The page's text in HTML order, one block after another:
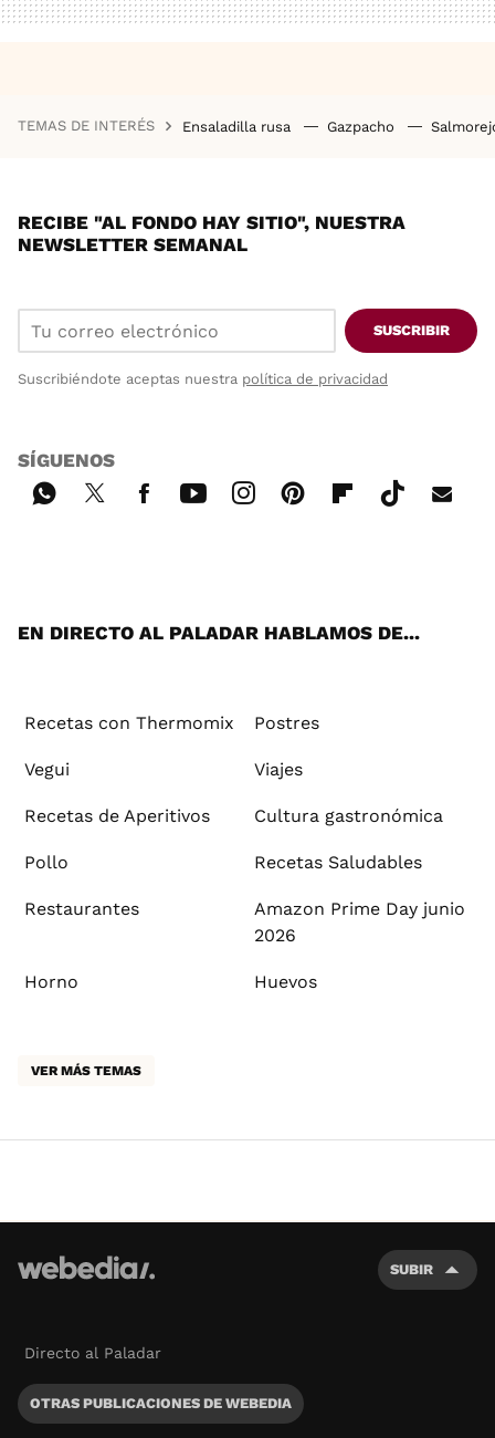
TEMAS DE INTERÉS Ensaladilla rusa Gazpacho
RECIBE "AL FONDO HAY SITIO", NUESTRA
NEWSLETTER SEMANAL
SUSCRIBIR
Suscribiéndote aceptas nuestra política de privacidad
SÍGUENOS
EN DIRECTO AL PALADAR HABLAMOS DE...
Recetas con Thermomix Postres
Vegui Viajes
Recetas de Aperitivos Cultura gastronómica
Pollo Recetas Saludables
Restaurantes
Amazon Prime Day junio
2026
Horno Huevos
VER MÁS TEMAS
SUBIR
Directo al Paladar
OTRAS PUBLICACIONES DE WEBEDIA